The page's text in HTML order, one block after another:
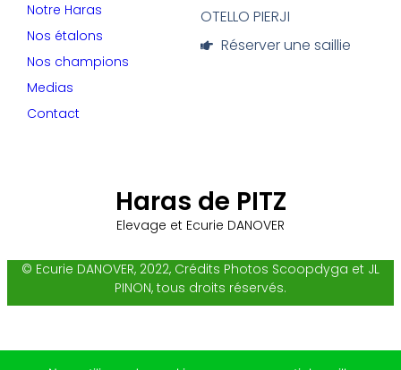
Haras de PITZ
Elevage et Ecurie DANOVER
OTELLO PIERJI
Réserver une saillie
Notre Haras
Nos étalons
Nos champions
Medias
Contact
© Ecurie DANOVER, 2022, Crédits Photos Scoopdyga et JL
PINON, tous droits réservés.